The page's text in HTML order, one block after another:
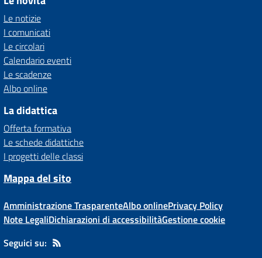
Le notizie
I comunicati
Le circolari
Calendario eventi
Le scadenze
Albo online
La didattica
Offerta formativa
Le schede didattiche
I progetti delle classi
Mappa del sito
Amministrazione TrasparenteAlbo onlinePrivacy Policy
Note LegaliDichiarazioni di accessibilitàGestione cookie
Seguici su: